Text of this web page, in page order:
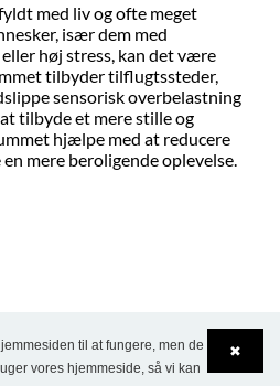
med liv og ofte meget
især dem med
høj stress, kan det være
tilbyder tilflugtssteder,
sensorisk overbelastning
tilbyde et mere stille og
hjælpe med at reducere
mere beroligende oplevelse.
sundhed er evnen til at
✖
til at fungere, men de
vores hjemmeside, så vi kan